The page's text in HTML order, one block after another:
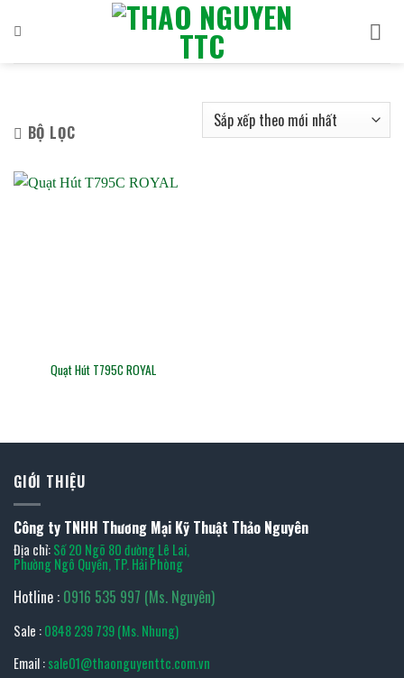
qua
BỘ LỌC
Quạt Hút T795C ROYAL
GIỚI THIỆU
Công ty TNHH Thương Mại Kỹ Thuật Thảo Nguyên
Địa chỉ:Số 20 Ngõ 80 đường Lê Lai,
Phường Ngô Quyền, TP. Hải Phòng
Hotline : 0916 535 997 (Ms. Nguyên)
Sale :0848 239 739 (Ms. Nhung)
Email :sale01@thaonguyenttc.com.vn